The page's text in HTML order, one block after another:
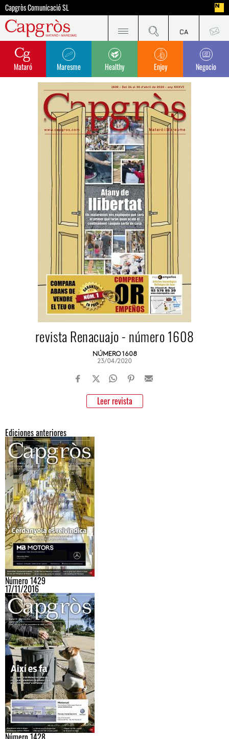
Capgròs Comunicació SL
Mataró Maresme Healthy Enjoy Negocio
revista Renacuajo - número 1608
NÚMERO 1608
23/04/2020
Leer revista
Ediciones anteriores
Número 1429
17/11/2016